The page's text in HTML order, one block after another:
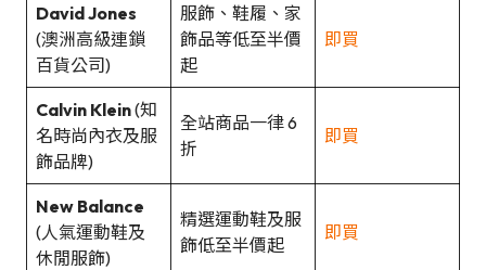
David Jones
(澳洲高級連鎖
百貨公司)
服飾、鞋履、家
飾品等低至半價
起
即買
Calvin Klein(知
名時尚內衣及服
飾品牌)
全站商品一律 6
折
即買
New Balance
(人氣運動鞋及
休閒服飾)
精選運動鞋及服
飾低至半價起
即買